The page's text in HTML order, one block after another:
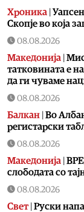
Хроника |
Скопје во која
08.08.2026
Македонија |
татковината е
да ги чуваме
08.08.2026
Балкан | Во
регистарски
08.08.2026
Македонија |
слободата со
08.08.2026
Свет| Руски